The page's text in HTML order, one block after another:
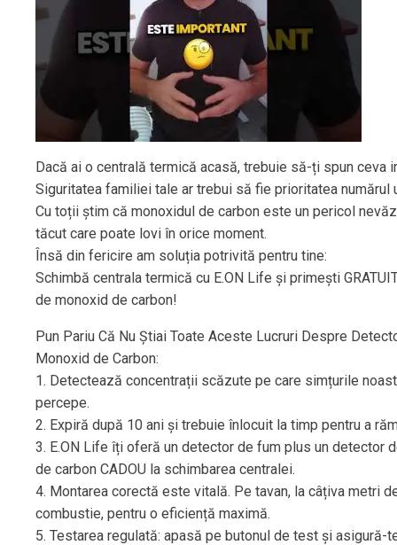
Dacă ai o centrală termică acasă, trebuie să-ți spun ceva
Siguritatea familiei tale ar trebui să fie prioritatea numărul
Cu toții știm că monoxidul de carbon este un pericol
tăcut care poate lovi în orice moment.
Însă din fericire am soluția potrivită pentru tine:
Schimbă centrala termică cu E.ON Life și primești
de monoxid de carbon!
Pun Pariu Că Nu Știai Toate Aceste Lucruri Despre
Monoxid de Carbon:
1. Detectează concentrații scăzute pe care simțurile
percepe.
2. Expiră după 10 ani și trebuie înlocuit la timp pentru a
3. E.ON Life îți oferă un detector de fum plus un detector
de carbon CADOU la schimbarea centralei.
4. Montarea corectă este vitală. Pe tavan, la câțiva metri
combustie, pentru o eficiență maximă.
5. Testarea regulată: apasă pe butonul de test și asigură-